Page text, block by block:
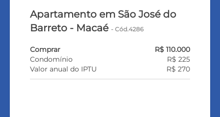
Apartamento em São José do
Barreto - Macaé - Cód.4286
Comprar
R$ 110.000
Condomínio
R$ 225
Valor anual do IPTU
R$ 270